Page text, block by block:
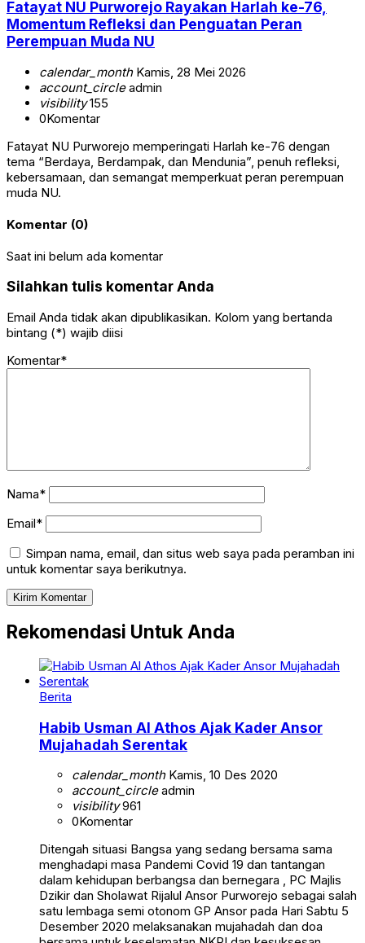
Fatayat NU Purworejo Rayakan Harlah ke-76,
Momentum Refleksi dan Penguatan Peran
Perempuan Muda NU
calendar_monthKamis, 28 Mei 2026
account_circleadmin
visibility155
0Komentar
Fatayat NU Purworejo memperingati Harlah ke-76 dengan
tema “Berdaya, Berdampak, dan Mendunia”, penuh refleksi,
kebersamaan, dan semangat memperkuat peran perempuan
muda NU.
Komentar (0)
Saat ini belum ada komentar
Silahkan tulis komentar Anda
Email Anda tidak akan dipublikasikan. Kolom yang bertanda
bintang (*) wajib diisi
Komentar*
Nama*
Email*
Simpan nama, email, dan situs web saya pada peramban ini
untuk komentar saya berikutnya.
Rekomendasi Untuk Anda
Berita
Habib Usman Al Athos Ajak Kader Ansor
Mujahadah Serentak
calendar_monthKamis, 10 Des 2020
account_circleadmin
visibility961
0Komentar
Ditengah situasi Bangsa yang sedang bersama sama
menghadapi masa Pandemi Covid 19 dan tantangan
dalam kehidupan berbangsa dan bernegara , PC Majlis
Dzikir dan Sholawat Rijalul Ansor Purworejo sebagai salah
satu lembaga semi otonom GP Ansor pada Hari Sabtu 5
Desember 2020 melaksanakan mujahadah dan doa